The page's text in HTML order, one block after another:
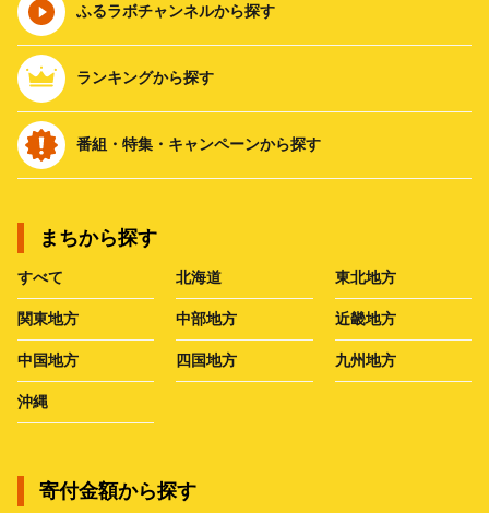
ふるラボチャンネルから探す
ランキングから探す
番組・特集・キャンペーンから探す
まちから探す
すべて 北海道 東北地方
関東地方 中部地方 近畿地方
中国地方 四国地方 九州地方
沖縄
寄付金額から探す